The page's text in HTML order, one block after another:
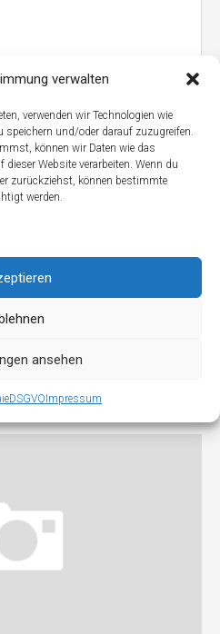
verwalten
verwenden wir Technologien wie
speichern und/oder darauf zuzugreifen.
können wir Daten wie das
dieser Website verarbeiten. Wenn du
zurückziehst, können bestimmte
werden.
ansehen
DSGVO Impressum